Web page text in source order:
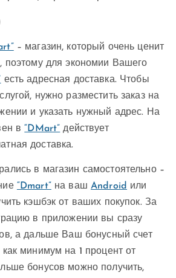
– магазин, который очень ценит
поэтому для экономии Вашего
есть адресная доставка. Чтобы
нужно разместить заказ на
и указать нужный адрес. На
в“DMart” действует
доставка.
в магазин самостоятельно –
“Dmart” на вашAndroid или
кэшбэк от ваших покупок. За
в приложении вы сразу
а дальше Ваш бонусный счет
как минимум на 1 процент от
бонусов можно получить,